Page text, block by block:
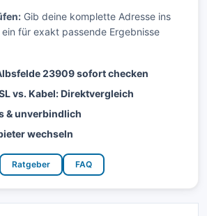
Gib deine komplette Adresse ins
für exakt passende Ergebnisse
23909 sofort checken
vs. Kabel: Direktvergleich
& unverbindlich
wechseln
Ratgeber FAQ